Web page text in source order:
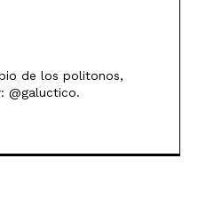
de los politonos,
@galuctico.